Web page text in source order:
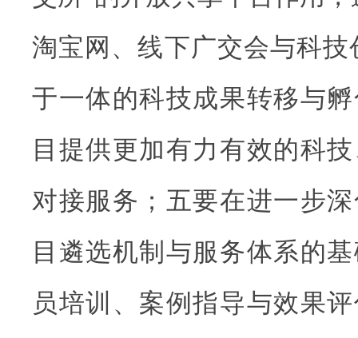
淘宝网、线下广交会与科技
于一体的科技成果转移与
目提供更加有力有效的科
对接服务；五要在进一步
目遴选机制与服务体系的
员培训、案例指导与效果